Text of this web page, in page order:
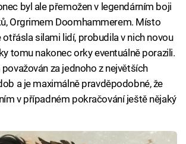
byl ale přemožen v legendárním boji
Orgrimem Doomhammerem. Místo
otřásla silami lidí, probudila v nich novou
tomu nakonec orky eventuálně porazili.
za jednoho z největších
a je maximálně pravděpodobné, že
v případném pokračování ještě nějaký